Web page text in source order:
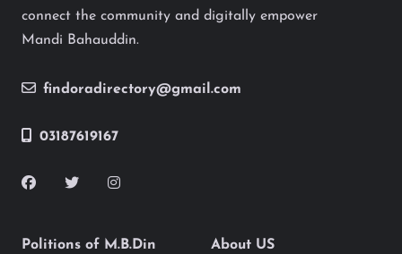
connect the community and digitally empower
Mandi Bahauddin.
findoradirectory@gmail.com
03187619167
Politions of M.B.Din About US